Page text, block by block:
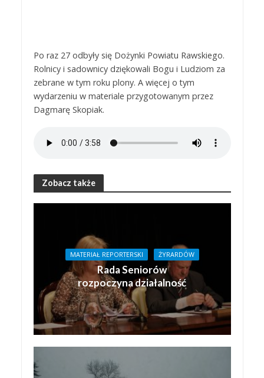
Po raz 27 odbyły się Dożynki Powiatu Rawskiego.
Rolnicy i sadownicy dziękowali Bogu i Ludziom za
zebrane w tym roku plony. A więcej o tym
wydarzeniu w materiale przygotowanym przez
Dagmarę Skopiak.
Zobacz także
MATERIAŁ REPORTERSKI ŻYRARDÓW
Rada Seniorów
rozpoczyna działalność